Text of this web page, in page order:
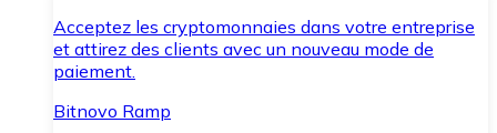
Acceptez les cryptomonnaies dans votre entreprise
et attirez des clients avec un nouveau mode de
paiement.
Bitnovo Ramp